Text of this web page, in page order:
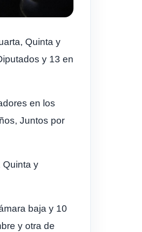
Quinta y
y 13 en
en los
Juntos por
Quinta y
baja y 10
y otra de